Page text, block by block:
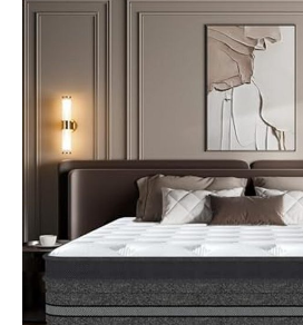
nous
laisser
endroit
heures,
l'odeur
oreiller
et
l'oreiller
forme